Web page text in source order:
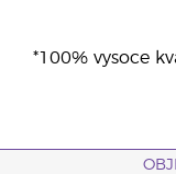
*100% vysoce